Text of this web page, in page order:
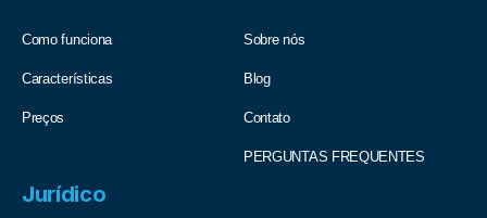
Como funciona
Características
Preços
Sobre nós
Blog
Contato
PERGUNTAS FREQUENTES
Jurídico